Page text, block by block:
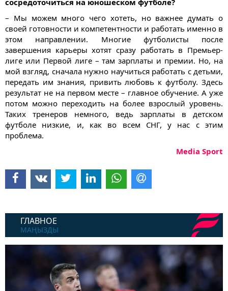
ГЛАВНОЕ
МАҢЫЗДЫ
сосредоточиться на юношеском футболе?
– Мы можем много чего хотеть, но важнее думать о
своей готовности и компетентности и работать именно в
этом направлении. Многие футболисты после
завершения карьеры хотят сразу работать в Премьер-
лиге или Первой лиге – там зарплаты и премии. Но, на
мой взгляд, сначала нужно научиться работать с детьми,
передать им знания, привить любовь к футболу. Здесь
результат не на первом месте – главное обучение. А уже
потом можно переходить на более взрослый уровень.
Таких тренеров немного, ведь зарплаты в детском
футболе низкие, и, как во всем СНГ, у нас с этим
проблема.
Media Sport